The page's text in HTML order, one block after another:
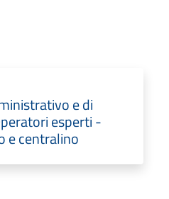
e di
esperti -
e centralino